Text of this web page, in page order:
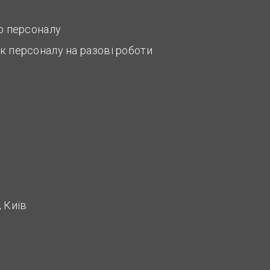
персоналу
персоналу на разові роботи